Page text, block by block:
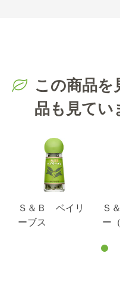
この商品を
品も見てい
Ｓ＆Ｂ ベイリ
ーブス
Ｓ
ー